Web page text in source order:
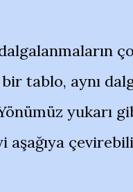
tablo, aynı
yukarı